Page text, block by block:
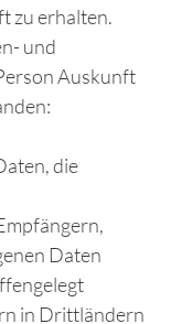
zu erhalten.
und
Auskunft
die
Daten
in Drittländern